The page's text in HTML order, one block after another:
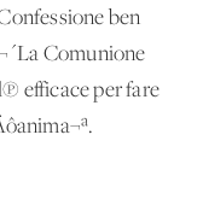
ben
Comunione
efficace per fare